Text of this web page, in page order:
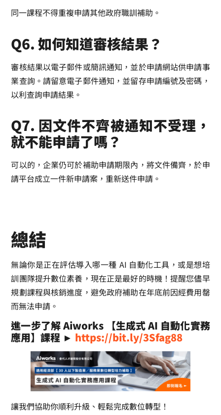
同一課程不得重複申請其他政府職訓補助。
Q6. 如何知道審核結果？
審核結果以電子郵件或簡訊通知，並於申請網站供申請事
業查詢。請留意電子郵件通知，並留存申請編號及密碼，
以利查詢申請結果。
Q7. 因文件不齊被通知不受理，
就不能申請了嗎？
可以的，企業仍可於補助申請期限內，將文件備齊，於申
請平台成立一件新申請案，重新送件申請。
總結
無論你是正在評估導入哪一種 AI 自動化工具，或是想培
訓團隊提升數位素養，現在正是最好的時機！提醒您儘早
規劃課程與核銷進度，避免政府補助在年底前因經費用罄
而無法申請。
進一步了解 Aiworks 【生成式 AI 自動化實務
應用】課程 ► https://bit.ly/3Sfag88
讓我們協助你順利升級、輕鬆完成數位轉型！